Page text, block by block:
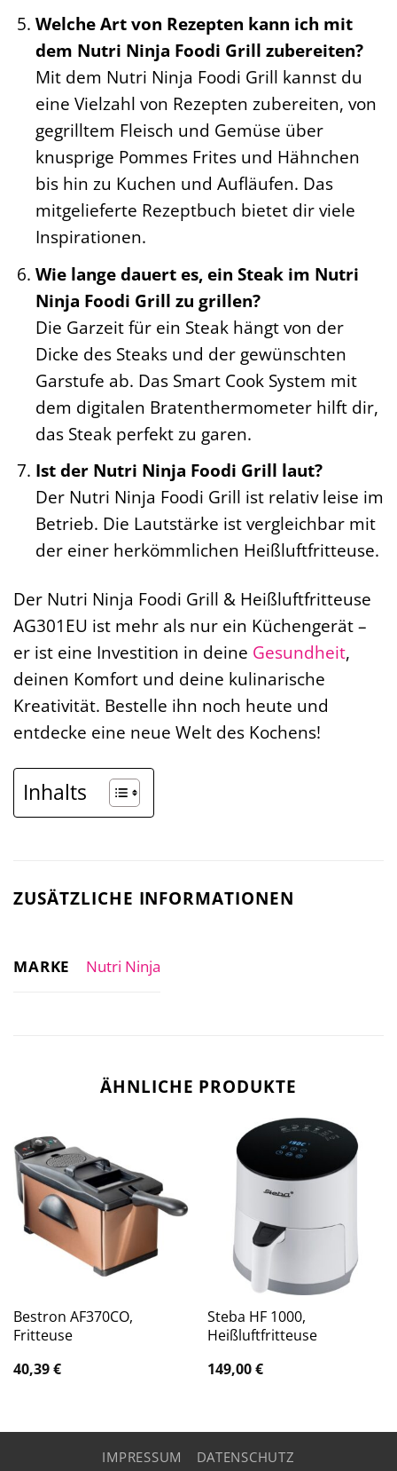
Welche Art von Rezepten kann ich mit
dem Nutri Ninja Foodi Grill zubereiten?
Mit dem Nutri Ninja Foodi Grill kannst du
eine Vielzahl von Rezepten zubereiten, von
gegrilltem Fleisch und Gemüse über
knusprige Pommes Frites und Hähnchen
bis hin zu Kuchen und Aufläufen. Das
mitgelieferte Rezeptbuch bietet dir viele
Inspirationen.
Wie lange dauert es, ein Steak im Nutri
Ninja Foodi Grill zu grillen?
Die Garzeit für ein Steak hängt von der
Dicke des Steaks und der gewünschten
Garstufe ab. Das Smart Cook System mit
dem digitalen Bratenthermometer hilft dir,
das Steak perfekt zu garen.
Ist der Nutri Ninja Foodi Grill laut?
Der Nutri Ninja Foodi Grill ist relativ leise im
Betrieb. Die Lautstärke ist vergleichbar mit
der einer herkömmlichen Heißluftfritteuse.
Der Nutri Ninja Foodi Grill & Heißluftfritteuse
AG301EU ist mehr als nur ein Küchengerät –
er ist eine Investition in deine Gesundheit,
deinen Komfort und deine kulinarische
Kreativität. Bestelle ihn noch heute und
entdecke eine neue Welt des Kochens!
Inhalts
ZUSÄTZLICHE INFORMATIONEN
MARKE Nutri Ninja
ÄHNLICHE PRODUKTE
Bestron AF370CO,
Fritteuse
40,39€
Steba HF 1000,
Heißluftfritteuse
149,00€
IMPRESSUM DATENSCHUTZ